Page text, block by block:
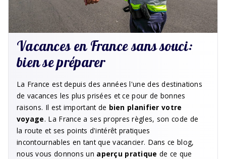
Vacances en France sans souci:
bien se préparer
La France est depuis des années l'une des destinations
de vacances les plus prisées et ce pour de bonnes
raisons. Il est important de bien planifier votre
voyage. La France a ses propres règles, son code de
la route et ses points d'intérêt pratiques
incontournables en tant que vacancier. Dans ce blog,
nous vous donnons un aperçu pratique de ce que